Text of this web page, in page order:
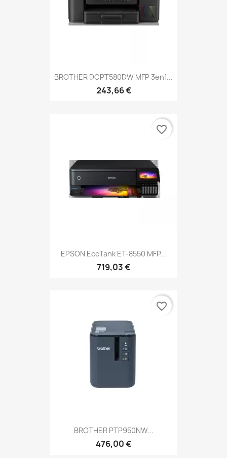
BROTHER DCPT580DW MFP 3en1...
243,66 €
EPSON EcoTank ET-8550 MFP...
719,03 €
favorite_border
BROTHER PTP950NW...
476,00 €
favorite_border